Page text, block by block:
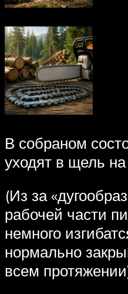
В собраном
уходят в щель на
(Из за
рабочей части
немного
нормально
всем